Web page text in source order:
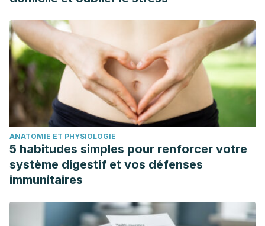
ANATOMIE ET PHYSIOLOGIE
5 habitudes simples pour renforcer votre
système digestif et vos défenses
immunitaires